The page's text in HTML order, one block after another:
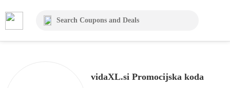
vidaXL.si Promocijska koda